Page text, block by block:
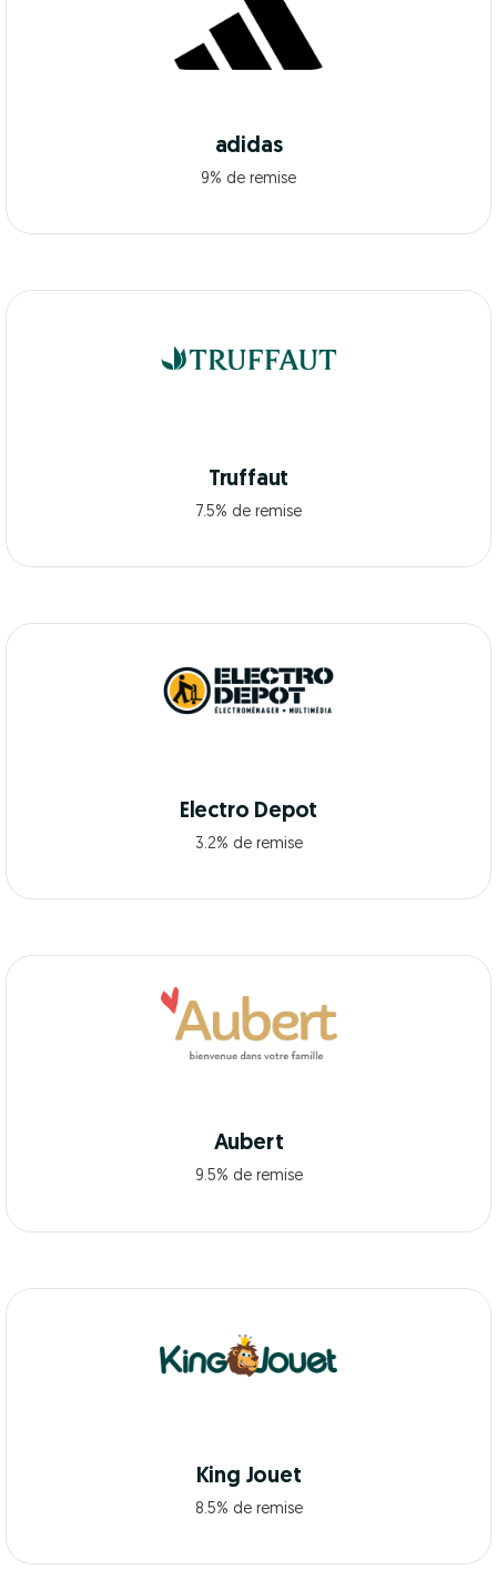
adidas
9% de remise
Truffaut
7.5% de remise
Electro Depot
3.2% de remise
Aubert
9.5% de remise
King Jouet
8.5% de remise